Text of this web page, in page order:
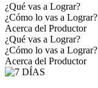
¿Qué vas a Lograr?
¿Cómo lo vas a Lograr?
Acerca del Productor
¿Qué vas a Lograr?
¿Cómo lo vas a Lograr?
Acerca del Productor